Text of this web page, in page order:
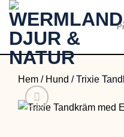
Skip
content
Hem / Hund /Trixie